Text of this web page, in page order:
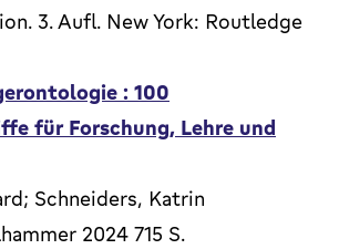
3. Aufl. New York: Routledge
: 100
für Forschung, Lehre und
Schneiders, Katrin
2024 715 S.